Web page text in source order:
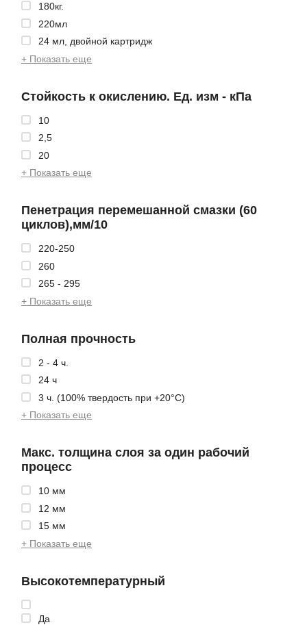
180кг.
220мл
24 мл, двойной картридж
+ Показать еще
Стойкость к окислению. Ед. изм - кПа
10
2,5
20
+ Показать еще
Пенетрация перемешанной смазки (60
циклов),мм/10
220-250
260
265 - 295
+ Показать еще
Полная прочность
2 - 4 ч.
24 ч
3 ч. (100% твердость при +20°C)
+ Показать еще
Макс. толщина слоя за один рабочий
процесс
10 мм
12 мм
15 мм
+ Показать еще
Высокотемпературный
Да